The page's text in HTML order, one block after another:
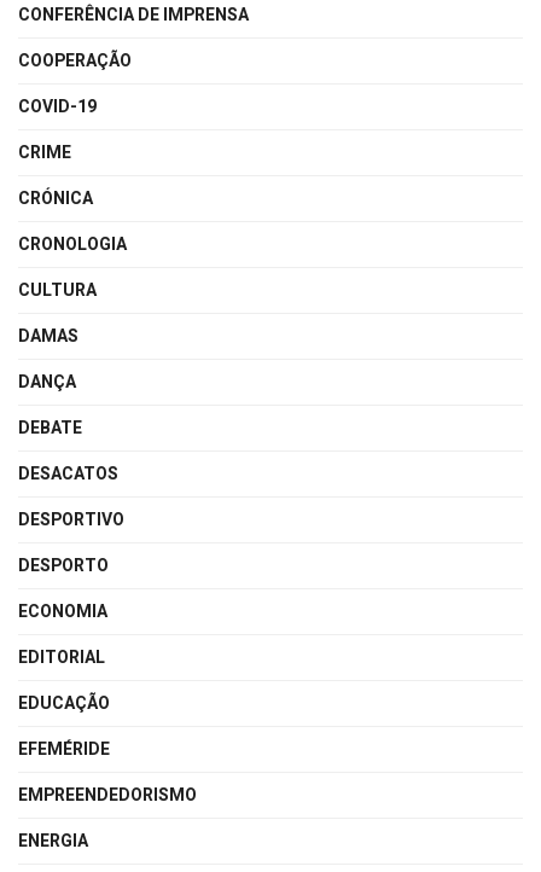
CONFERÊNCIA DE IMPRENSA
COOPERAÇÃO
COVID-19
CRIME
CRÓNICA
CRONOLOGIA
CULTURA
DAMAS
DANÇA
DEBATE
DESACATOS
DESPORTIVO
DESPORTO
ECONOMIA
EDITORIAL
EDUCAÇÃO
EFEMÉRIDE
EMPREENDEDORISMO
ENERGIA